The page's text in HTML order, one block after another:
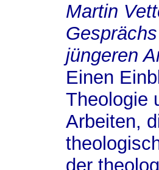
Martin
jüngeren
Einen
Theologie
Arbeiten,
der